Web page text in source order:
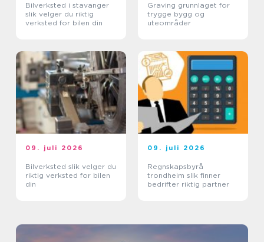
Bilverksted i stavanger
slik velger du riktig
verksted for bilen din
Graving grunnlaget for
trygge bygg og
uteområder
09. juli 2026
Bilverksted slik velger du
riktig verksted for bilen
din
09. juli 2026
Regnskapsbyrå
trondheim slik finner
bedrifter riktig partner